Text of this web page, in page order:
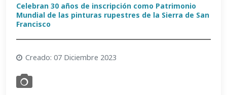
Celebran 30 años de inscripción como Patrimonio
Mundial de las pinturas rupestres de la Sierra de San
Francisco
Creado: 07 Diciembre 2023